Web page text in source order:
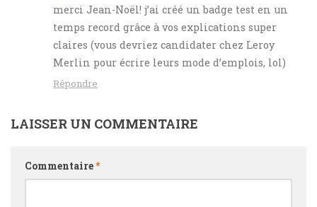
merci Jean-Noël! j’ai créé un badge test en un
temps record grâce à vos explications super
claires (vous devriez candidater chez Leroy
Merlin pour écrire leurs mode d’emplois, lol)
Répondre
LAISSER UN COMMENTAIRE
Commentaire*